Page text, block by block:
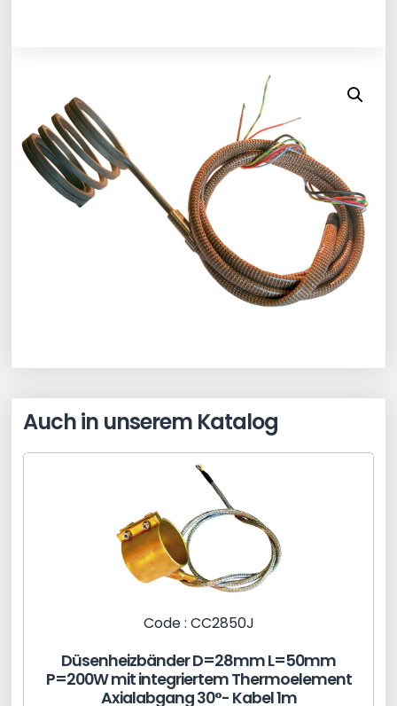
Auch in unserem Katalog
Code : CC2850J
Düsenheizbänder D=28mm L=50mm
P=200W mit integriertem Thermoelement
Axialabgang 30°- Kabel 1m